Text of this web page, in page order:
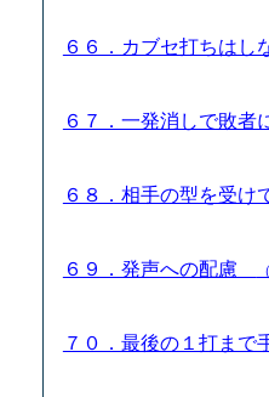
６６．カブセ打ちは
６７．一発消しで敗
６８．相手の型を受
６９．発声への配慮
７０．最後の１打ま